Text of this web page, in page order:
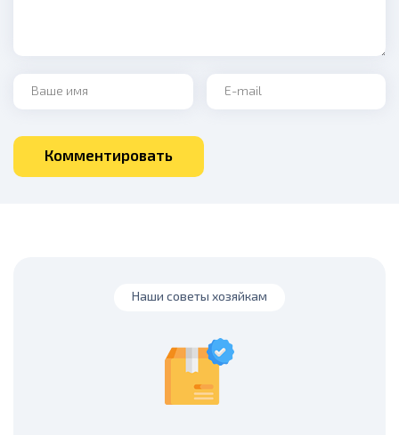
Комментировать
Наши советы хозяйкам